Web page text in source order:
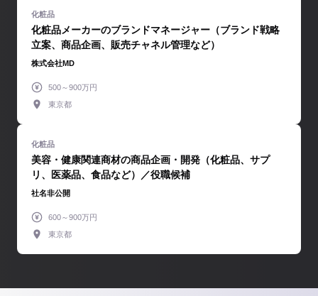
化粧品メーカーのブランドマネージャー（ブランド戦略
立案、商品企画、販売チャネル管理など）
株式会社MD
500～900万円
東京都
美容・健康関連商材の商品企画・開発（化粧品、サプ
リ、医薬品、食品など）／役職候補
社名非公開
600～900万円
東京都